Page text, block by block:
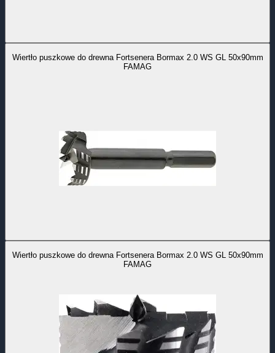
Wiertło puszkowe do drewna Fortsenera Bormax 2.0 WS GL 50x90mm
FAMAG
Wiertło puszkowe do drewna Fortsenera Bormax 2.0 WS GL 50x90mm
FAMAG